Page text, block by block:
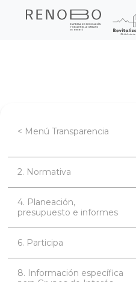
Sitio Web
< Menú Transparencia
2. Normativa
4. Planeación,
presupuesto e informes
6. Participa
8. Información específica